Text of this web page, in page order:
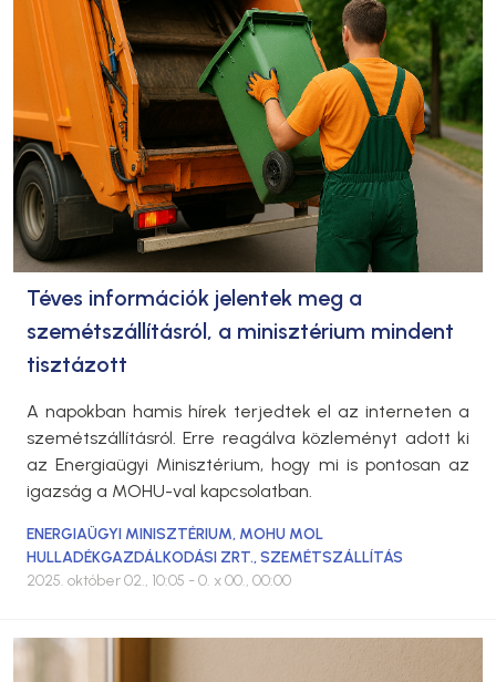
Téves információk jelentek meg a
szemétszállításról, a minisztérium mindent
tisztázott
A napokban hamis hírek terjedtek el az interneten a
szemétszállításról. Erre reagálva közleményt adott ki
az Energiaügyi Minisztérium, hogy mi is pontosan az
igazság a MOHU-val kapcsolatban.
ENERGIAÜGYI MINISZTÉRIUM, MOHU MOL
HULLADÉKGAZDÁLKODÁSI ZRT.,SZEMÉTSZÁLLÍTÁS
2025. október 02., 10:05 - 0. x 00., 00:00